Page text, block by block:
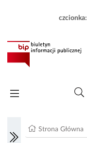
czcionka:
Strona Główna